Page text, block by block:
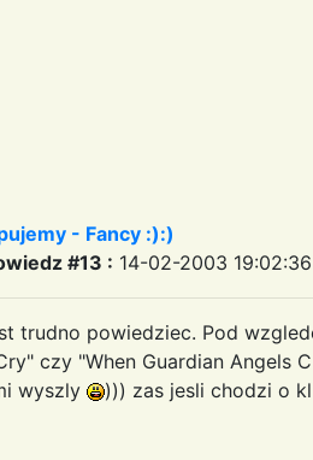
- Fancy :):)
#13 : 14-02-2003
trudno powiedziec. Pod
czy "When Guardian Angels
wyszly
))) zas jesli chodzi o